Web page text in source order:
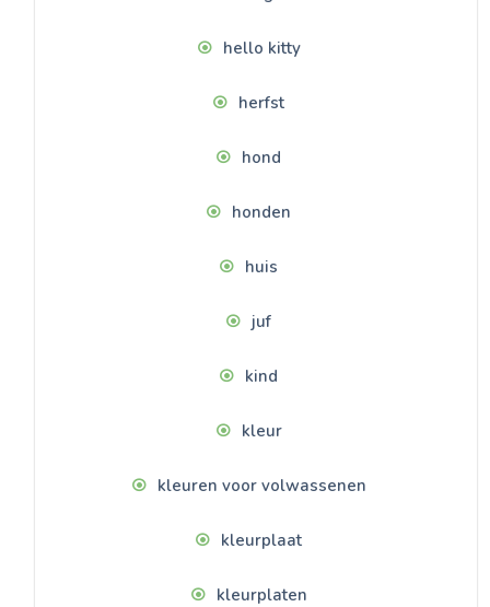
hello kitty
herfst
hond
honden
huis
juf
kind
kleur
kleuren voor volwassenen
kleurplaat
kleurplaten